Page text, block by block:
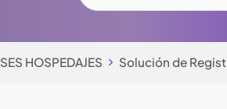
SES HOSPEDAJES Solución de